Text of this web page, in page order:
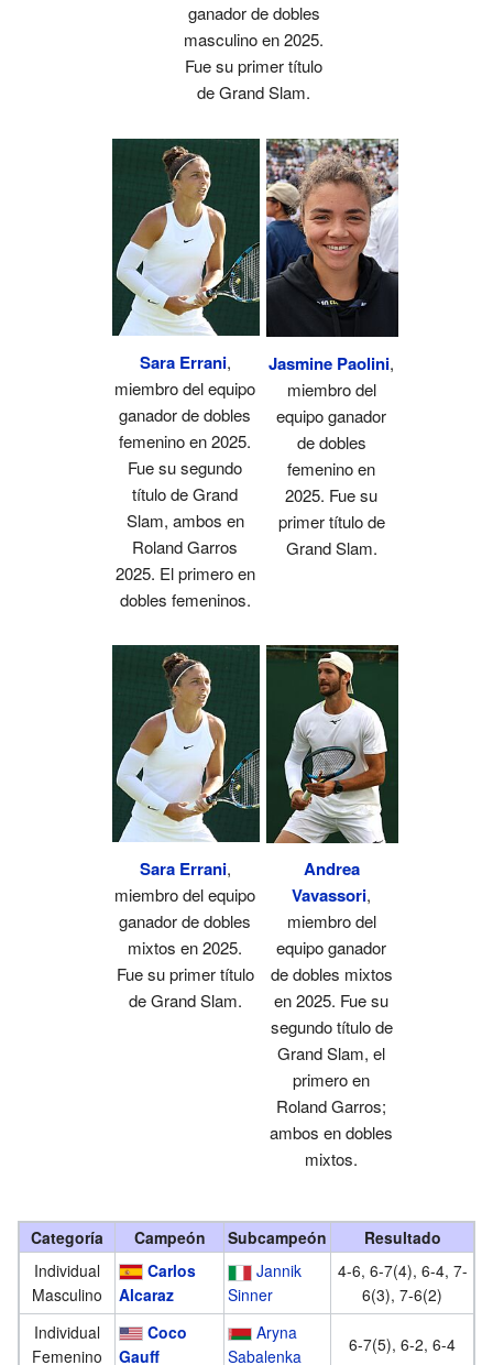
ganador de dobles
masculino en 2025.
Fue su primer título
de Grand Slam.
Sara Errani,
miembro del equipo
ganador de dobles
femenino en 2025.
Fue su segundo
título de Grand
Slam, ambos en
Roland Garros
2025. El primero en
dobles femeninos.
Jasmine Paolini,
miembro del
equipo ganador
de dobles
femenino en
2025. Fue su
primer título de
Grand Slam.
Sara Errani,
miembro del equipo
ganador de dobles
mixtos en 2025.
Fue su primer título
de Grand Slam.
Andrea
Vavassori,
miembro del
equipo ganador
de dobles mixtos
en 2025. Fue su
segundo título de
Grand Slam, el
primero en
Roland Garros;
ambos en dobles
mixtos.
Categoría Campeón Subcampeón
Resultado
Individual
Masculino
Carlos
Alcaraz
Jannik
Sinner
4-6, 6-7(4), 6-4, 7-
6(3), 7-6(2)
Individual
Femenino
Coco
Gauff
Aryna
Sabalenka
6-7(5), 6-2, 6-4